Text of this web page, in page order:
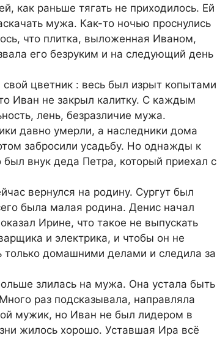
как раньше тягать не приходилось. Ей
мужа. Как-то ночью проснулись
что плитка, выложенная Иваном,
его безруким и на следующий день
цветник : весь был изрыт копытами
Иван не закрыл калитку. С каждым
лень, безразличие мужа.
давно умерли, а наследники дома
забросили усадьбу. Но однажды к
внук деда Петра, который приехал с
вернулся на родину. Сургут был
была малая родина. Денис начал
Ирине, что такое не выпускать
и электрика, и чтобы он не
домашними делами и следила за
злилась на мужа. Она устала быть
раз подсказывала, направляла
мужик, но Иван не был лидером в
жилось хорошо. Уставшая Ира всё